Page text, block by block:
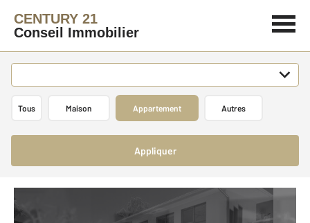
CENTURY 21
Conseil Immobilier
Tous Maison Appartement Autres
Appliquer